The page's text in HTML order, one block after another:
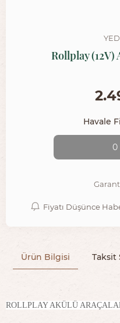
Rollplay (12V)
Havale
0
Fiyatı Düşünce
Ürün Bilgisi Taksit
ROLLPLAY AKÜLÜ